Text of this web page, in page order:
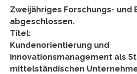
Zweijähriges Forschungs-
abgeschlossen.
Titel:
Kundenorientierung und
Innovationsmanagement als
mittelständischen